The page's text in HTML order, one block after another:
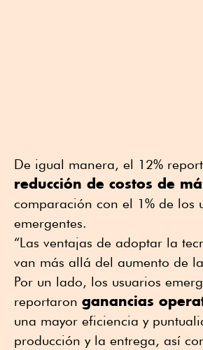
De igual manera, el 12%
reducción de costos de
comparación con el 1% de los
emergentes.
“Las ventajas de adoptar la
van más allá del aumento de
Por un lado, los usuarios
reportaron ganancias
una mayor eficiencia y
producción y la entrega, así